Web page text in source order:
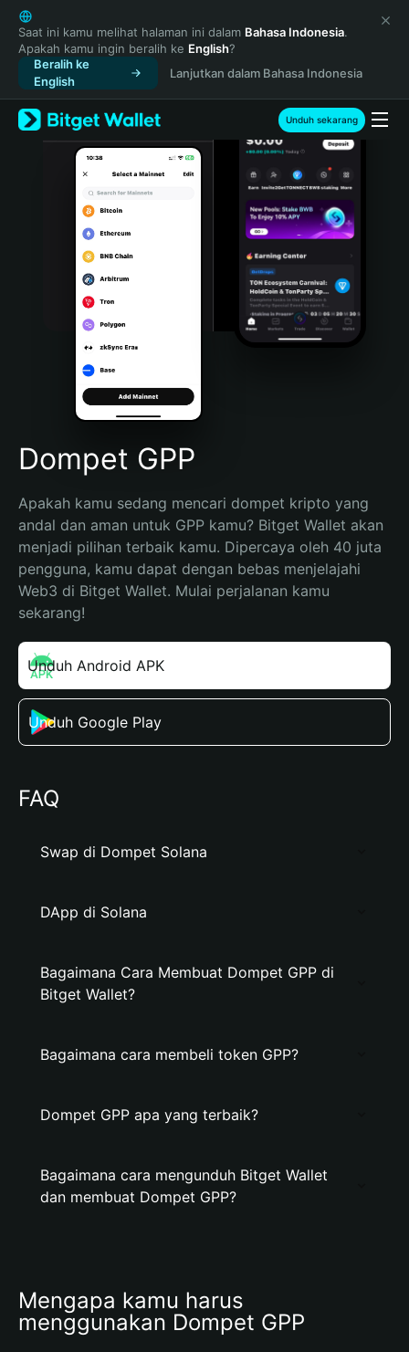
English
日本語
Tiếng Việt
Русский
Español (Latinoamérica)
Türkçe
Italiano
Português (Portugal)
Bahasa Indonesia
Português (Brasil)
Español (Argentina)
Saat ini kamu melihat halaman ini dalam Bahasa Indonesia.
Apakah kamu ingin beralih ke English?
Beralih ke
English
Lanjutkan dalam Bahasa Indonesia
Unduh sekarang
Dompet GPP
Apakah kamu sedang mencari dompet kripto yang
andal dan aman untuk GPP kamu? Bitget Wallet akan
menjadi pilihan terbaik kamu. Dipercaya oleh 40 juta
pengguna, kamu dapat dengan bebas menjelajahi
Web3 di Bitget Wallet. Mulai perjalanan kamu
sekarang!
Unduh Android APK
Unduh Google Play
FAQ
Swap di Dompet Solana
DApp di Solana
Bagaimana Cara Membuat Dompet GPP di
Bitget Wallet?
Bagaimana cara membeli token GPP?
Dompet GPP apa yang terbaik?
Bagaimana cara mengunduh Bitget Wallet
dan membuat Dompet GPP?
Mengapa kamu harus
menggunakan Dompet GPP